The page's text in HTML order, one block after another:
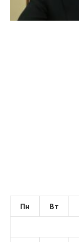
Пн
Вт